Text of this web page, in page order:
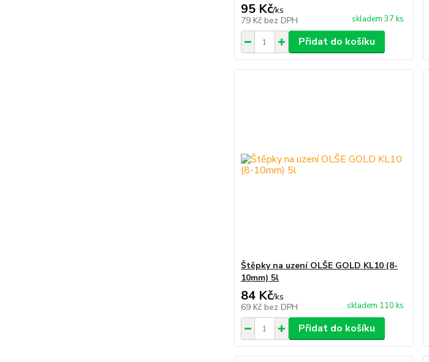
95 Kč/ks
79 Kč bez DPH skladem 37 ks
Přidat do košíku
Štěpky na uzení OLŠE GOLD KL10 (8-
10mm) 5l
84 Kč/ks
69 Kč bez DPH skladem 110 ks
Přidat do košíku